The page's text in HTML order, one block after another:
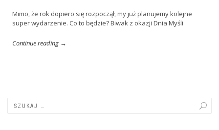
Mimo, że rok dopiero się rozpoczął, my już planujemy kolejne
super wydarzenie. Co to będzie? Biwak z okazji Dnia Myśli
Continue reading →